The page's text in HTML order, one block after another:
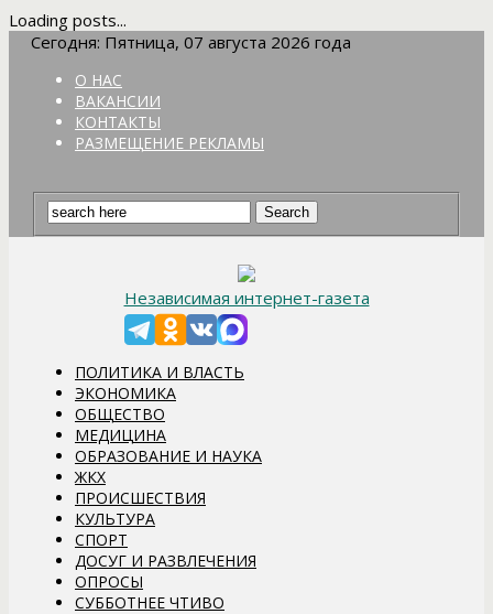
Loading posts...
Сегодня: Пятница, 07 августа 2026 года
О НАС
ВАКАНСИИ
КОНТАКТЫ
РАЗМЕЩЕНИЕ РЕКЛАМЫ
Независимая интернет-газета
ПОЛИТИКА И ВЛАСТЬ
ЭКОНОМИКА
ОБЩЕСТВО
МЕДИЦИНА
ОБРАЗОВАНИЕ И НАУКА
ЖКХ
ПРОИСШЕСТВИЯ
КУЛЬТУРА
СПОРТ
ДОСУГ И РАЗВЛЕЧЕНИЯ
ОПРОСЫ
СУББОТНЕЕ ЧТИВО